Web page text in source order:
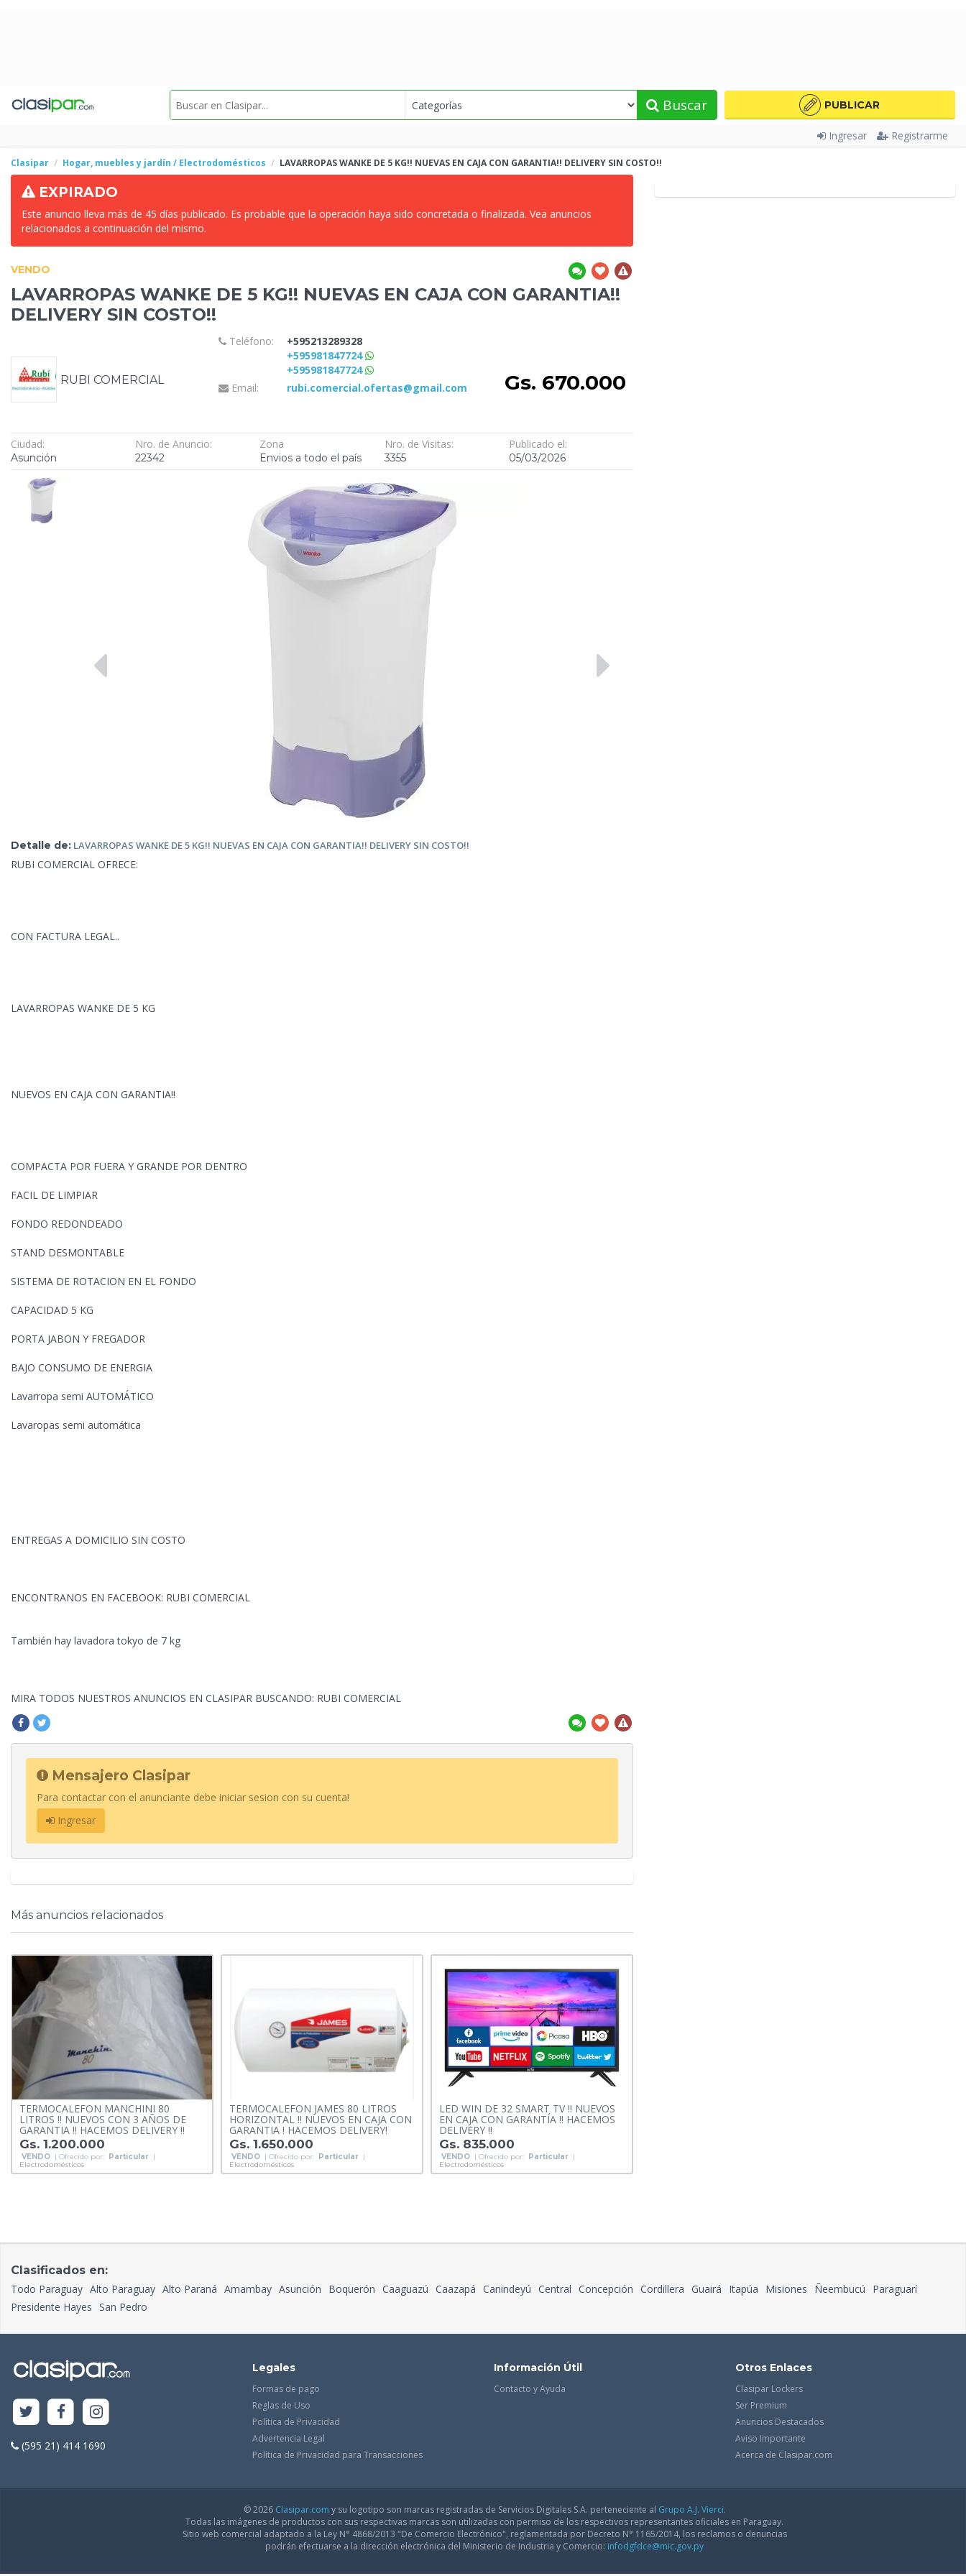
Buscar PUBLICAR
Ingresar Registrarme
Clasipar Hogar, muebles y jardín / Electrodomésticos LAVARROPAS WANKE DE 5 KG!! NUEVAS EN CAJA CON GARANTIA!! DELIVERY SIN COSTO!!
EXPIRADO
Este anuncio lleva más de 45 días publicado. Es probable que la operación haya sido concretada o finalizada. Vea anuncios
relacionados a continuación del mismo.
VENDO
LAVARROPAS WANKE DE 5 KG!! NUEVAS EN CAJA CON GARANTIA!!
DELIVERY SIN COSTO!!
RUBI COMERCIAL
Teléfono:
+595213289328
+595981847724
+595981847724
Email:
rubi.comercial.ofertas@gmail.com Gs. 670.000
Ciudad:
Asunción
Nro. de Anuncio:
22342
Zona
Envios a todo el país
Nro. de Visitas:
3355
Publicado el:
05/03/2026
Detalle de: LAVARROPAS WANKE DE 5 KG!! NUEVAS EN CAJA CON GARANTIA!! DELIVERY SIN COSTO!!
RUBI COMERCIAL OFRECE:
CON FACTURA LEGAL..
LAVARROPAS WANKE DE 5 KG
NUEVOS EN CAJA CON GARANTIA!!
COMPACTA POR FUERA Y GRANDE POR DENTRO
FACIL DE LIMPIAR
FONDO REDONDEADO
STAND DESMONTABLE
SISTEMA DE ROTACION EN EL FONDO
CAPACIDAD 5 KG
PORTA JABON Y FREGADOR
BAJO CONSUMO DE ENERGIA
Lavarropa semi AUTOMÁTICO
Lavaropas semi automática
ENTREGAS A DOMICILIO SIN COSTO
ENCONTRANOS EN FACEBOOK: RUBI COMERCIAL
También hay lavadora tokyo de 7 kg
MIRA TODOS NUESTROS ANUNCIOS EN CLASIPAR BUSCANDO: RUBI COMERCIAL
Mensajero Clasipar
Para contactar con el anunciante debe iniciar sesion con su cuenta!
Ingresar
Más anuncios relacionados
TERMOCALEFON MANCHINI 80
LITROS !! NUEVOS CON 3 AÑOS DE
GARANTIA !! HACEMOS DELIVERY !!
Gs. 1.200.000
VENDO | Ofrecido por: Particular |
Electrodomésticos
TERMOCALEFON JAMES 80 LITROS
HORIZONTAL !! NUEVOS EN CAJA CON
GARANTIA ! HACEMOS DELIVERY!
Gs. 1.650.000
VENDO | Ofrecido por: Particular |
Electrodomésticos
LED WIN DE 32 SMART TV !! NUEVOS
EN CAJA CON GARANTÍA !! HACEMOS
DELIVERY !!
Gs. 835.000
VENDO | Ofrecido por: Particular |
Electrodomésticos
Clasificados en:
Todo Paraguay Alto Paraguay Alto Paraná Amambay Asunción Boquerón Caaguazú Caazapá Canindeyú Central Concepción Cordillera Guairá Itapúa Misiones Ñeembucú
Paraguarí
Presidente Hayes San Pedro
(595 21) 414 1690
Legales
Formas de pago
Reglas de Uso
Política de Privacidad
Advertencia Legal
Política de Privacidad para Transacciones
Información Útil
Contacto y Ayuda
Otros Enlaces
Clasipar Lockers
Ser Premium
Anuncios Destacados
Aviso Importante
Acerca de Clasipar.com
© 2026 Clasipar.com y su logotipo son marcas registradas de Servicios Digitales S.A. perteneciente al Grupo A.J. Vierci.
Todas las imágenes de productos con sus respectivas marcas son utilizadas con permiso de los respectivos representantes oficiales en Paraguay.
Sitio web comercial adaptado a la Ley N° 4868/2013 "De Comercio Electrónico", reglamentada por Decreto N° 1165/2014, los reclamos o denuncias
podrán efectuarse a la dirección electrónica del Ministerio de Industria y Comercio: infodgfdce@mic.gov.py